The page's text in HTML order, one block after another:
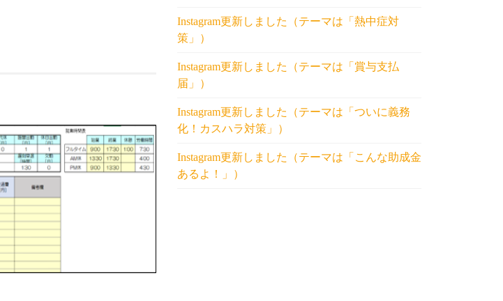
Instagram更新しました（テーマは「熱中症対
策」）
Instagram更新しました（テーマは「賞与支払
届」）
Instagram更新しました（テーマは「ついに義務
化！カスハラ対策」）
Instagram更新しました（テーマは「こんな助成金
あるよ！」）